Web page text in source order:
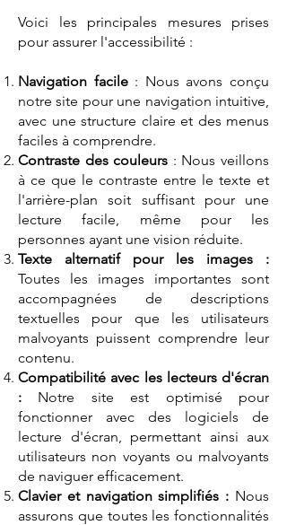
Voici les principales mesures prises
pour assurer l'accessibilité :
Navigation facile : Nous avons conçu
notre site pour une navigation intuitive,
avec une structure claire et des menus
faciles à comprendre.
Contraste des couleurs : Nous veillons
à ce que le contraste entre le texte et
l'arrière-plan soit suffisant pour une
lecture facile, même pour les
personnes ayant une vision réduite.
Texte alternatif pour les images :
Toutes les images importantes sont
accompagnées de descriptions
textuelles pour que les utilisateurs
malvoyants puissent comprendre leur
contenu.
Compatibilité avec les lecteurs d'écran
: Notre site est optimisé pour
fonctionner avec des logiciels de
lecture d'écran, permettant ainsi aux
utilisateurs non voyants ou malvoyants
de naviguer efficacement.
Clavier et navigation simplifiés : Nous
assurons que toutes les fonctionnalités